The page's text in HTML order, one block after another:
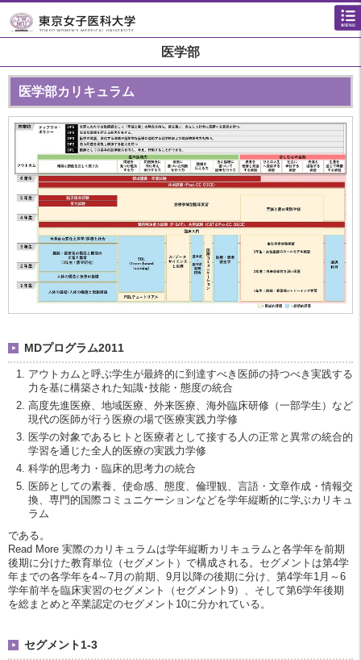
医学部
医学部カリキュラム
MDプログラム2011
アウトカムと呼ぶ学生が最終的に到達すべき医師の持つべき実践する
力を基に構築された知識･技能・態度の統合
高度先進医療、地域医療、外来医療、海外臨床研修（一部学生）など
現代の医師が行う医療の場で医療実践力学修
医学の対象であるヒトと医療者として接する人の正常と異常の統合的
学習を通じた全人的医療の実践力学修
科学的思考力・臨床的思考力の統合
医師としての素養、使命感、態度、倫理観、言語・文章作成・情報交
換、専門的国際コミュニケーションなどを学年縦断的に学ぶカリキュ
ラム
である。
Read More 実際のカリキュラムは学年縦断カリキュラムと各学年を前期
後期に分けた教育単位（セグメント）で構成される。セグメントは第4学
年までの各学年を4～7月の前期、9月以降の後期に分け、第4学年1月～6
学年前半を臨床実習のセグメント（セグメント9）、そして第6学年後期
を総まとめと卒業認定のセグメント10に分かれている。
セグメント1-3